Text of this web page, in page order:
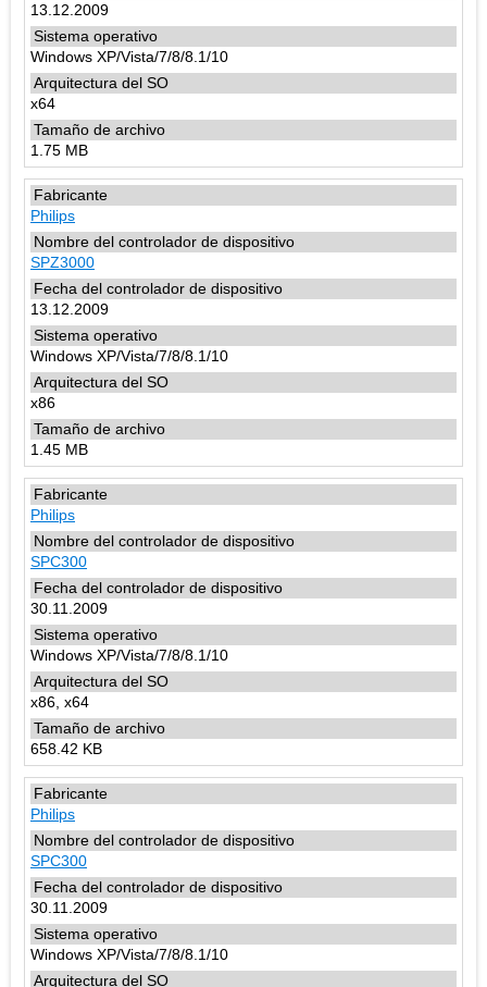
13.12.2009
Windows XP/Vista/7/8/8.1/10
x64
1.75 MB
Philips
SPZ3000
13.12.2009
Windows XP/Vista/7/8/8.1/10
x86
1.45 MB
Philips
SPC300
30.11.2009
Windows XP/Vista/7/8/8.1/10
x86, x64
658.42 KB
Philips
SPC300
30.11.2009
Windows XP/Vista/7/8/8.1/10